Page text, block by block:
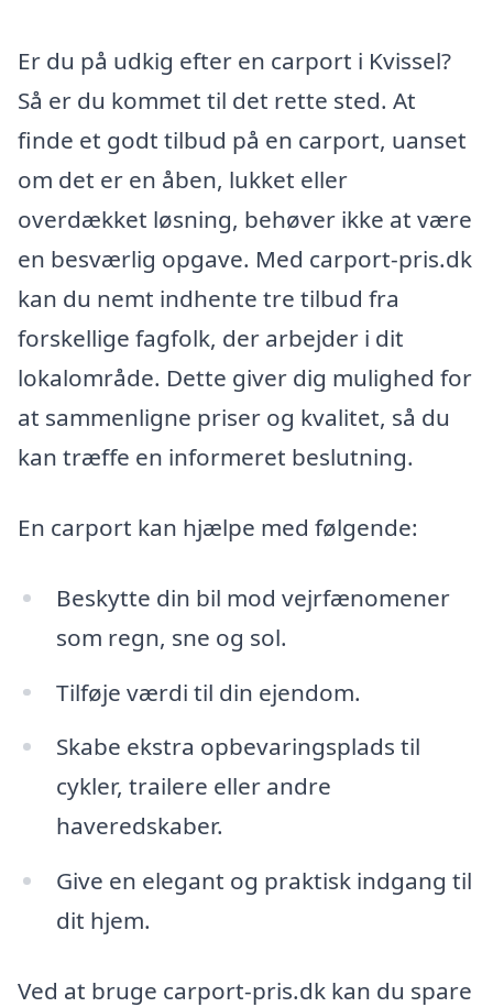
Er du på udkig efter en carport i Kvissel?
Så er du kommet til det rette sted. At
finde et godt tilbud på en carport, uanset
om det er en åben, lukket eller
overdækket løsning, behøver ikke at være
en besværlig opgave. Med carport-pris.dk
kan du nemt indhente tre tilbud fra
forskellige fagfolk, der arbejder i dit
lokalområde. Dette giver dig mulighed for
at sammenligne priser og kvalitet, så du
kan træffe en informeret beslutning.
En carport kan hjælpe med følgende:
Beskytte din bil mod vejrfænomener
som regn, sne og sol.
Tilføje værdi til din ejendom.
Skabe ekstra opbevaringsplads til
cykler, trailere eller andre
haveredskaber.
Give en elegant og praktisk indgang til
dit hjem.
Ved at bruge carport-pris.dk kan du spare